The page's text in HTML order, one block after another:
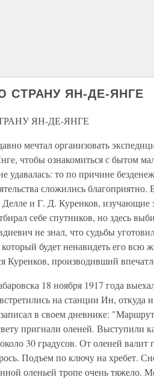
СТРАНУ ЯН-ДЕ-ЯНГЕ
ЯН-ДЕ-ЯНГЕ
мечтал организовать
чтобы ознакомиться с бытом
удавалась: то по причине
сложились
и Г. Д. Куренков, изучающие
себе спутников, но здесь
не знал, что судьбы
будет ненавидеть его всю
Куренков, производивший
18 ноября 1917 года
на станции Ин, откуда
в своем дневнике:
пригнали оленей. Выступили
30 градусов. От оленей валит
Подъем по ключу на хребет.
оленьей тропе очень тяжело.